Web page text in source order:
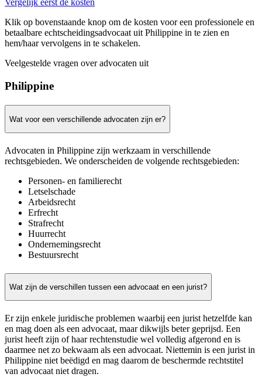
Vergelijk eerst de kosten
Klik op bovenstaande knop om de kosten voor een professionele en
betaalbare echtscheidingsadvocaat uit Philippine in te zien en
hem/haar vervolgens in te schakelen.
Veelgestelde vragen over advocaten uit
Philippine
Wat voor een verschillende advocaten zijn er?
Advocaten in Philippine zijn werkzaam in verschillende
rechtsgebieden. We onderscheiden de volgende rechtsgebieden:
Personen- en familierecht
Letselschade
Arbeidsrecht
Erfrecht
Strafrecht
Huurrecht
Ondernemingsrecht
Bestuursrecht
Wat zijn de verschillen tussen een advocaat en een jurist?
Er zijn enkele juridische problemen waarbij een jurist hetzelfde kan
en mag doen als een advocaat, maar dikwijls beter geprijsd. Een
jurist heeft zijn of haar rechtenstudie wel volledig afgerond en is
daarmee net zo bekwaam als een advocaat. Niettemin is een jurist in
Philippine niet beëdigd en mag daarom de beschermde rechtstitel
van advocaat niet dragen.